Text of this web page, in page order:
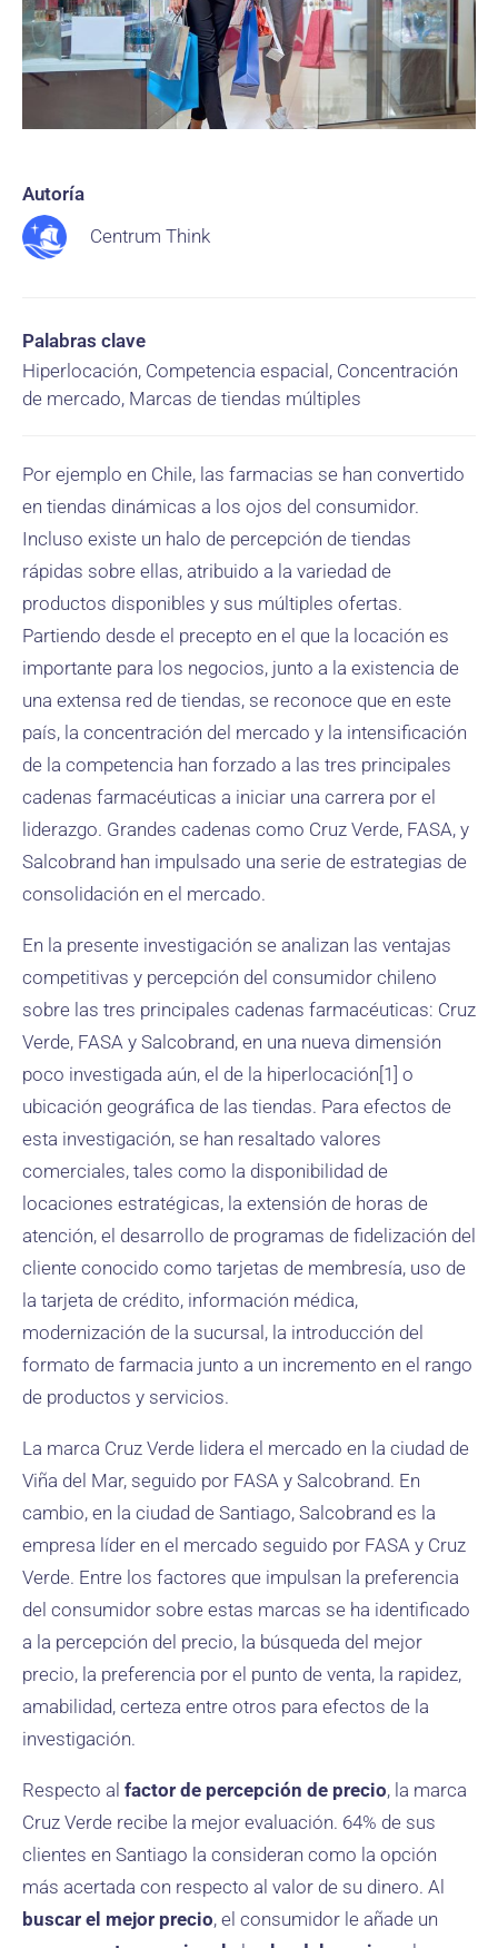
Autoría
Centrum Think
Palabras clave
Hiperlocación, Competencia espacial, Concentración
de mercado, Marcas de tiendas múltiples
Por ejemplo en Chile, las farmacias se han convertido
en tiendas dinámicas a los ojos del consumidor.
Incluso existe un halo de percepción de tiendas
rápidas sobre ellas, atribuido a la variedad de
productos disponibles y sus múltiples ofertas.
Partiendo desde el precepto en el que la locación es
importante para los negocios, junto a la existencia de
una extensa red de tiendas, se reconoce que en este
país, la concentración del mercado y la intensificación
de la competencia han forzado a las tres principales
cadenas farmacéuticas a iniciar una carrera por el
liderazgo. Grandes cadenas como Cruz Verde, FASA, y
Salcobrand han impulsado una serie de estrategias de
consolidación en el mercado.
En la presente investigación se analizan las ventajas
competitivas y percepción del consumidor chileno
sobre las tres principales cadenas farmacéuticas: Cruz
Verde, FASA y Salcobrand, en una nueva dimensión
poco investigada aún, el de la hiperlocación[1] o
ubicación geográfica de las tiendas. Para efectos de
esta investigación, se han resaltado valores
comerciales, tales como la disponibilidad de
locaciones estratégicas, la extensión de horas de
atención, el desarrollo de programas de fidelización del
cliente conocido como tarjetas de membresía, uso de
la tarjeta de crédito, información médica,
modernización de la sucursal, la introducción del
formato de farmacia junto a un incremento en el rango
de productos y servicios.
La marca Cruz Verde lidera el mercado en la ciudad de
Viña del Mar, seguido por FASA y Salcobrand. En
cambio, en la ciudad de Santiago, Salcobrand es la
empresa líder en el mercado seguido por FASA y Cruz
Verde. Entre los factores que impulsan la preferencia
del consumidor sobre estas marcas se ha identificado
a la percepción del precio, la búsqueda del mejor
precio, la preferencia por el punto de venta, la rapidez,
amabilidad, certeza entre otros para efectos de la
investigación.
Respecto al factor de percepción de precio, la marca
Cruz Verde recibe la mejor evaluación. 64% de sus
clientes en Santiago la consideran como la opción
más acertada con respecto al valor de su dinero. Al
buscar el mejor precio, el consumidor le añade un